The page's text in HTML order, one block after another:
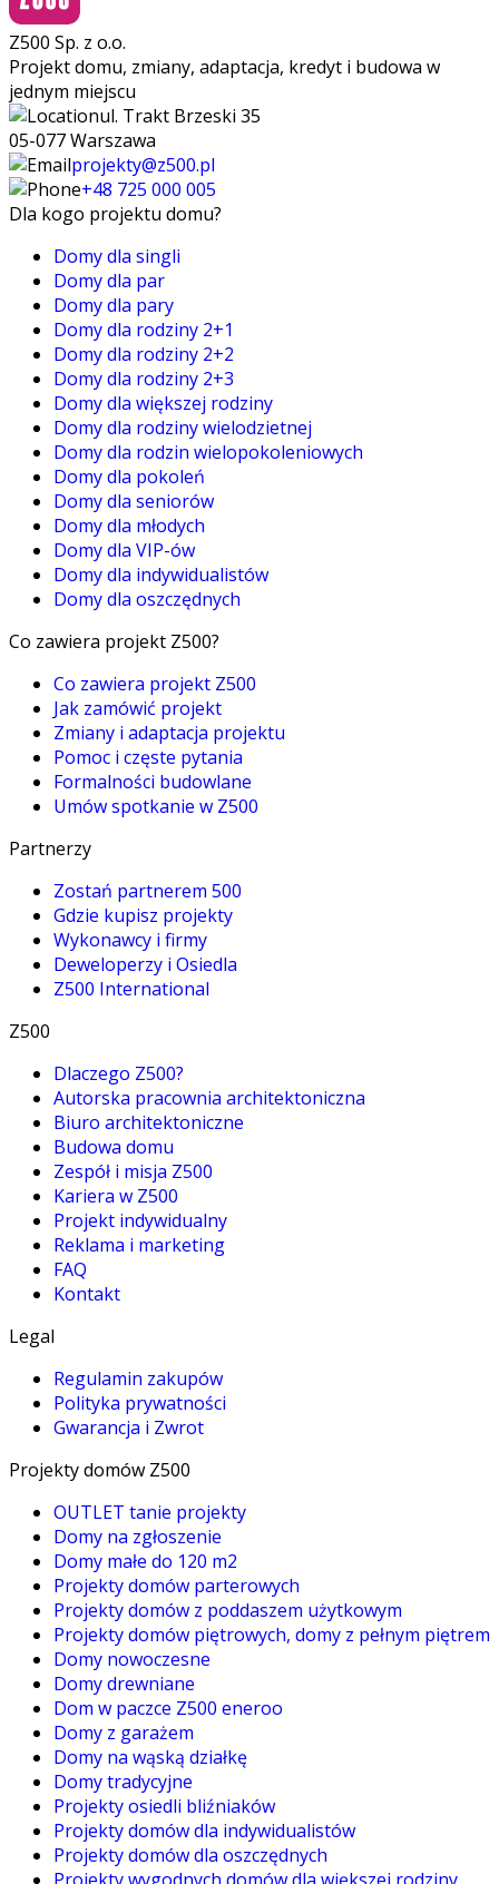
Z500 Sp. z o.o.
Projekt domu, zmiany, adaptacja, kredyt i budowa w
jednym miejscu
ul. Trakt Brzeski 35
05-077 Warszawa
projekty@z500.pl
+48 725 000 005
Dla kogo projektu domu?
Domy dla singli
Domy dla par
Domy dla pary
Domy dla rodziny 2+1
Domy dla rodziny 2+2
Domy dla rodziny 2+3
Domy dla większej rodziny
Domy dla rodziny wielodzietnej
Domy dla rodzin wielopokoleniowych
Domy dla pokoleń
Domy dla seniorów
Domy dla młodych
Domy dla VIP-ów
Domy dla indywidualistów
Domy dla oszczędnych
Co zawiera projekt Z500?
Co zawiera projekt Z500
Jak zamówić projekt
Zmiany i adaptacja projektu
Pomoc i częste pytania
Formalności budowlane
Umów spotkanie w Z500
Partnerzy
Zostań partnerem 500
Gdzie kupisz projekty
Wykonawcy i firmy
Deweloperzy i Osiedla
Z500 International
Z500
Dlaczego Z500?
Autorska pracownia architektoniczna
Biuro architektoniczne
Budowa domu
Zespół i misja Z500
Kariera w Z500
Projekt indywidualny
Reklama i marketing
FAQ
Kontakt
Legal
Regulamin zakupów
Polityka prywatności
Gwarancja i Zwrot
Projekty domów Z500
OUTLET tanie projekty
Domy na zgłoszenie
Domy małe do 120 m2
Projekty domów parterowych
Projekty domów z poddaszem użytkowym
Projekty domów piętrowych, domy z pełnym piętrem
Domy nowoczesne
Domy drewniane
Dom w paczce Z500 eneroo
Domy z garażem
Domy na wąską działkę
Domy tradycyjne
Projekty osiedli bliźniaków
Projekty domów dla indywidualistów
Projekty domów dla oszczędnych